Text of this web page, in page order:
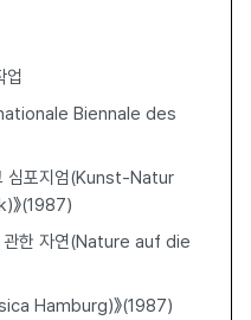
업
Biennale des
심포지엄(Kunst-Natur
(1987)
관한 자연(Nature auf die
Hamburg)》(1987)